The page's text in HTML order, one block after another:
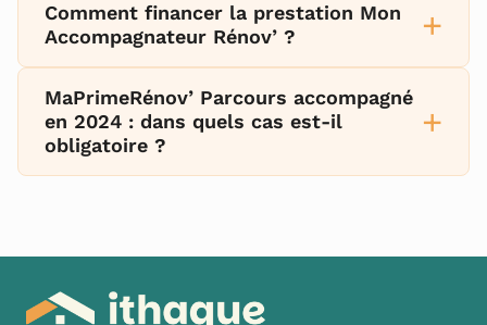
Comment financer la prestation Mon
Accompagnateur Rénov’ ?
+
MaPrimeRénov’ Parcours accompagné
en 2024 : dans quels cas est-il
obligatoire ?
+